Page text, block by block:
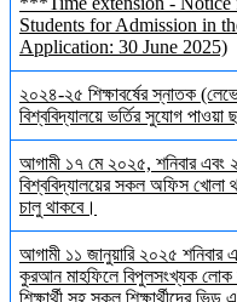
Students for Admission in
Application: 30 June 2025)
২০২৪-২৫ শিক্ষাবর্ষের স্নাতক
বিশ্ববিদ্যালয়ে ভর্তির সুযোগ পাওয়া
আগামী ১৭ মে ২০২৫, শনিবার এবং
বিশ্ববিদ্যালয়ের সকল অফিস খোলা
চালু থাকবে।
আগামী ১১ জানুয়ারি ২০২৫ শনিবার
কুরআন মাহফিলে বিপুলসংখ্যক লোক
শিক্ষার্থী সহ সকল শিক্ষার্থীদের